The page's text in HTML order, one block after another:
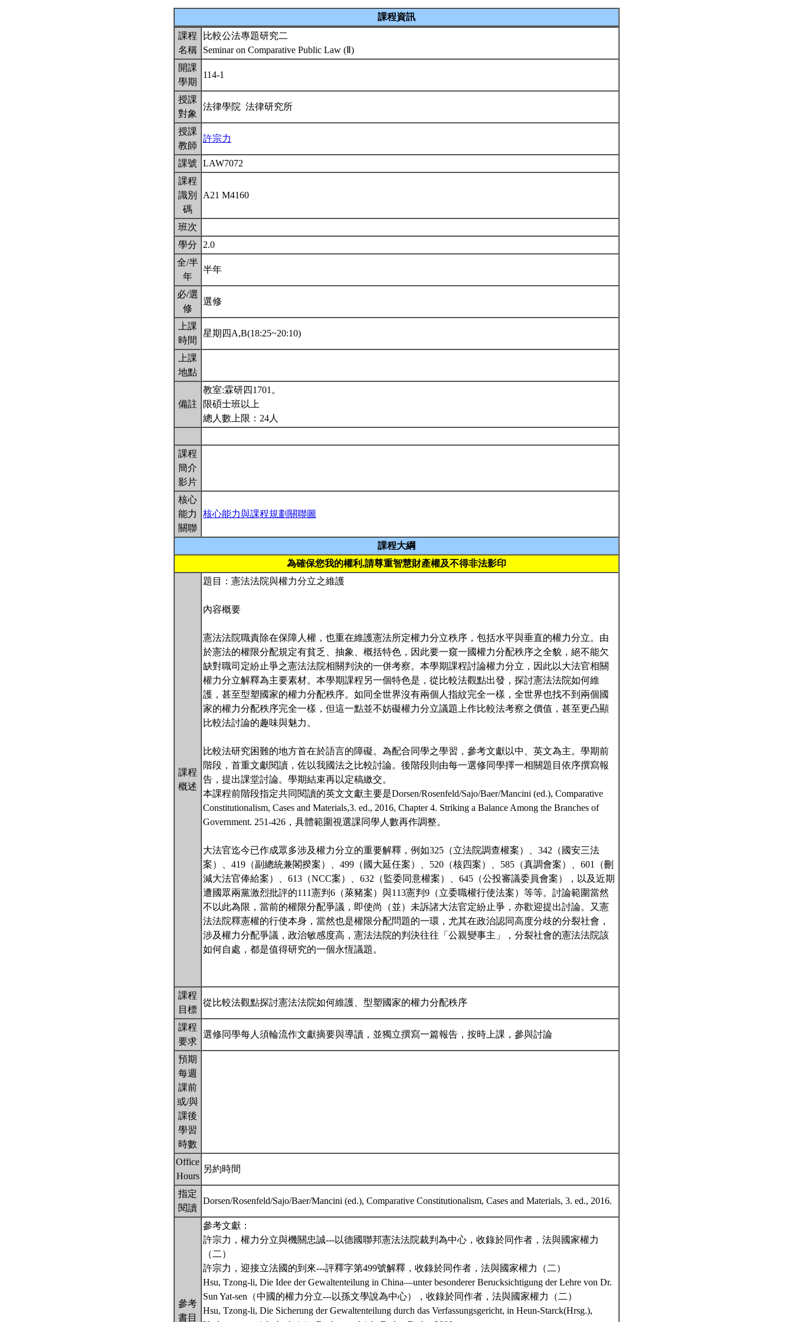
課程資訊
課程
名稱
比較公法專題研究二
Seminar on Comparative Public Law (Ⅱ)
開課
學期
114-1
授課
對象
法律學院 法律研究所
授課
教師
許宗力
課號
LAW7072
課程
識別
碼
A21 M4160
班次
學分
2.0
全/半
年
半年
必/選
修
選修
上課
時間
星期四A,B(18:25~20:10)
上課
地點
備註
教室:霖研四1701。
限碩士班以上
總人數上限：24人
課程
簡介
影片
核心
能力
關聯
核心能力與課程規劃關聯圖
課程大綱
為確保您我的權利,請尊重智慧財產權及不得非法影印
課程
概述
題目：憲法法院與權力分立之維護
內容概要
憲法法院職責除在保障人權，也重在維護憲法所定權力分立秩序，包括水平與垂直的權力分立。由
於憲法的權限分配規定有貧乏、抽象、概括特色，因此要一窺一國權力分配秩序之全貌，絕不能欠
缺對職司定紛止爭之憲法法院相關判決的一併考察。本學期課程討論權力分立，因此以大法官相關
權力分立解釋為主要素材。本學期課程另一個特色是，從比較法觀點出發，探討憲法法院如何維
護，甚至型塑國家的權力分配秩序。如同全世界沒有兩個人指紋完全一樣，全世界也找不到兩個國
家的權力分配秩序完全一樣，但這一點並不妨礙權力分立議題上作比較法考察之價值，甚至更凸顯
比較法討論的趣味與魅力。
比較法研究困難的地方首在於語言的障礙。為配合同學之學習，參考文獻以中、英文為主。學期前
階段，首重文獻閱讀，佐以我國法之比較討論。後階段則由每一選修同學擇一相關題目依序撰寫報
告，提出課堂討論。學期結束再以定稿繳交。
本課程前階段指定共同閱讀的英文文獻主要是Dorsen/Rosenfeld/Sajo/Baer/Mancini (ed.), Comparative
Constitutionalism, Cases and Materials,3. ed., 2016, Chapter 4. Striking a Balance Among the Branches of
Government. 251-426，具體範圍視選課同學人數再作調整。
大法官迄今已作成眾多涉及權力分立的重要解釋，例如325（立法院調查權案）、342（國安三法
案）、419（副總統兼閣揆案）、499（國大延任案）、520（核四案）、585（真調會案）、601（刪
減大法官俸給案）、613（NCC案）、632（監委同意權案）、645（公投審議委員會案），以及近期
遭國眾兩黨激烈批評的111憲判6（萊豬案）與113憲判9（立委職權行使法案）等等。討論範圍當然
不以此為限，當前的權限分配爭議，即使尚（並）未訴諸大法官定紛止爭，亦歡迎提出討論。又憲
法法院釋憲權的行使本身，當然也是權限分配問題的一環，尤其在政治認同高度分歧的分裂社會，
涉及權力分配爭議，政治敏感度高，憲法法院的判決往往「公親變事主」，分裂社會的憲法法院該
如何自處，都是值得研究的一個永恆議題。
課程
目標
從比較法觀點探討憲法法院如何維護、型塑國家的權力分配秩序
課程
要求
選修同學每人須輪流作文獻摘要與導讀，並獨立撰寫一篇報告，按時上課，參與討論
預期
每週
課前
或/與
課後
學習
時數
Office
Hours
另約時間
指定
閱讀
Dorsen/Rosenfeld/Sajo/Baer/Mancini (ed.), Comparative Constitutionalism, Cases and Materials, 3. ed., 2016.
參考
書目
參考文獻：
許宗力，權力分立與機關忠誠---以德國聯邦憲法法院裁判為中心，收錄於同作者，法與國家權力
（二）
許宗力，迎接立法國的到來---評釋字第499號解釋，收錄於同作者，法與國家權力（二）
Hsu, Tzong-li, Die Idee der Gewaltenteilung in China—unter besonderer Berucksichtigung der Lehre von Dr.
Sun Yat-sen（中國的權力分立---以孫文學說為中心），收錄於同作者，法與國家權力（二）
Hsu, Tzong-li, Die Sicherung der Gewaltenteilung durch das Verfassungsgericht, in Heun-Starck(Hrsg.),